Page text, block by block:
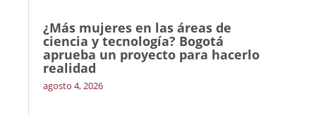
¿Más mujeres en las áreas de
ciencia y tecnología? Bogotá
aprueba un proyecto para hacerlo
realidad
agosto 4, 2026